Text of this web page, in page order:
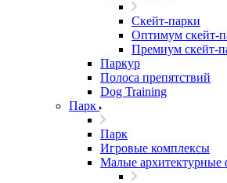
Скейт-парки
Оптимум скейт-
Премиум скейт-
Паркур
Полоса препятствий
Dog Training
Парк
Парк
Игровые комплексы
Малые